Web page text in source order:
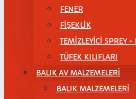
FENER
FİŞEKLİK
TEMİZLEYİCİ SPREY
TÜFEK KILIFLARI
BALIK AV MALZEMELERİ
BALIK MALZEMELERİ